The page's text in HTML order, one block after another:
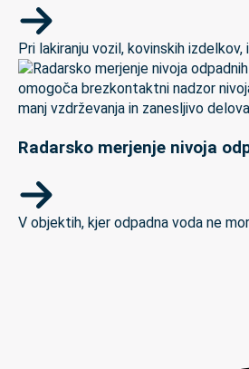
Pri lakiranju vozil, kovinskih
Radarsko merjenje nivoja
V objektih, kjer odpadna voda ne